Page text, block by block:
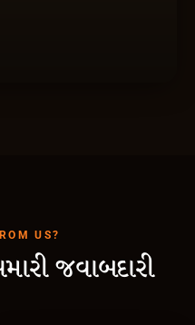
US?
જવાબદારી